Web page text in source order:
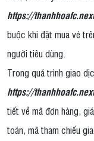
https://
buộc khi đặt mua vé
người tiêu dùng.
Trong quá trình giao
https://
tiết về mã đơn hàng,
toán, mã tham chiếu